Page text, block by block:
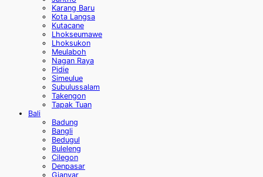
Karang Baru
Kota Langsa
Kutacane
Lhokseumawe
Lhoksukon
Meulaboh
Nagan Raya
Pidie
Simeulue
Subulussalam
Takengon
Tapak Tuan
Bali
Badung
Bangli
Bedugul
Buleleng
Cilegon
Denpasar
Gianyar